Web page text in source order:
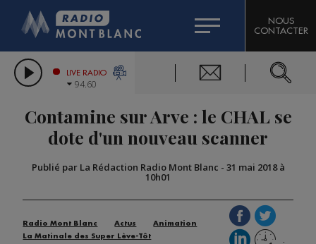
LES CHRONIQUES DE L'EXPERT
CITIZEN MACHINERY
GRAND MASSIF DOMAINES SKIABLES
BIGARD
COMPAGNIE DU MONT-BLANC
NOUS
CONTACTER
LIVE RADIO
94.60
Contamine sur Arve : le CHAL se
dote d'un nouveau scanner
Publié par La Rédaction Radio Mont Blanc - 31 mai 2018 à
10h01
Radio Mont Blanc Actus
Animation
La Matinale des Super Lève-Tôt